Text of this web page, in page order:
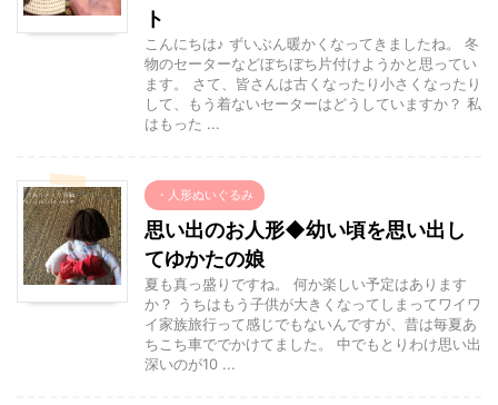
ト
こんにちは♪ ずいぶん暖かくなってきましたね。 冬
物のセーターなどぼちぼち片付けようかと思ってい
ます。 さて、皆さんは古くなったり小さくなったり
して、もう着ないセーターはどうしていますか？ 私
はもった ...
・人形ぬいぐるみ
思い出のお人形◆幼い頃を思い出し
てゆかたの娘
夏も真っ盛りですね。 何か楽しい予定はあります
か？ うちはもう子供が大きくなってしまってワイワ
イ家族旅行って感じでもないんですが、昔は毎夏あ
ちこち車ででかけてました。 中でもとりわけ思い出
深いのが10 ...